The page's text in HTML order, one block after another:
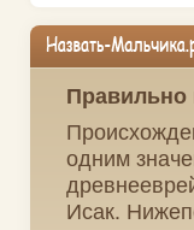
Правильно
одним
Исак.